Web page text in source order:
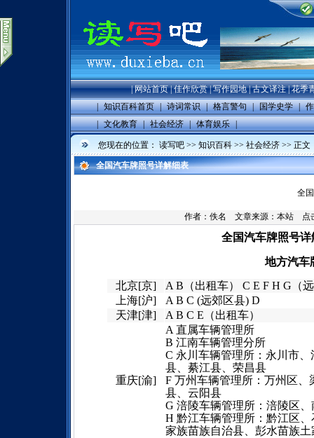
|网站首页|佳作欣赏|写作园地|古文译注|花季
| 知识百科首页 | 诗词常识 | 格言警句 | 国学史学 |
| 文化教育 | 社会经济 | 体育娱乐 |
您现在的位置： 读写吧 >> 知识百科 >> 社会经济 >> 正文
全国汽车牌照号详解细表
全
作者：佚名 文章来源： 本站 点
全国汽车牌照号
地方汽车
北京[京]
A B（出租车） C E F H G（
上海[沪]
A B C (远郊区县) D
天津[津]
A B C E（出租车）
重庆[渝]
A 直属车辆管理所
B 江南车辆管理分所
C 永川车辆管理所：永川市
县、綦江县、荣昌县
F 万州车辆管理所：万州区
县、云阳县
G 涪陵车辆管理所：涪陵区
H 黔江车辆管理所：黔江区
家族苗族自治县、彭水苗族